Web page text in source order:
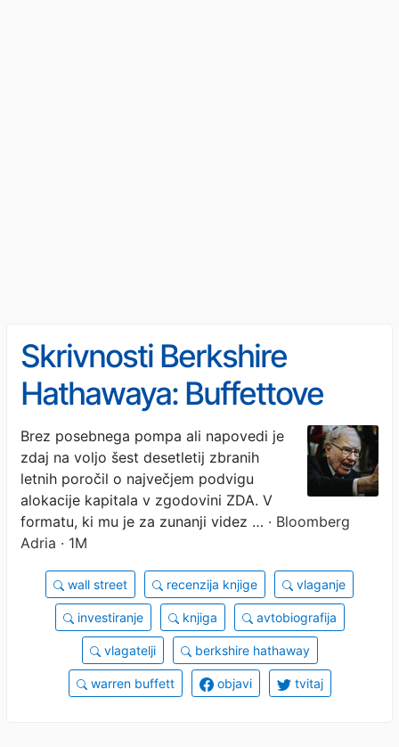
Skrivnosti Berkshire
Hathawaya: Buffettove
lekcije za vsakega
vlagatelja
Brez posebnega pompa ali napovedi je
zdaj na voljo šest desetletij zbranih
letnih poročil o največjem podvigu
alokacije kapitala v zgodovini ZDA. V
formatu, ki mu je za zunanji videz … · Bloomberg
Adria · 1M
wall street recenzija knjige vlaganje
investiranje knjiga avtobiografija
vlagatelji berkshire hathaway
warren buffett objavi tvitaj